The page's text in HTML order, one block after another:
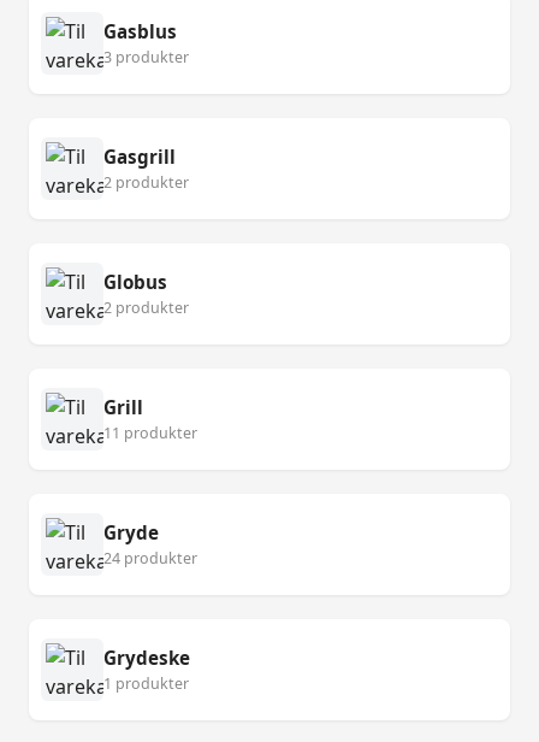
Gasblus
3 produkter
Gasgrill
2 produkter
Globus
2 produkter
Grill
11 produkter
Gryde
24 produkter
Grydeske
1 produkter